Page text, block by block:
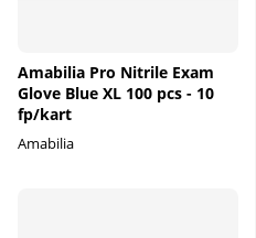
Amabilia Pro Nitrile Exam
Glove Blue XL 100 pcs - 10
fp/kart
Amabilia